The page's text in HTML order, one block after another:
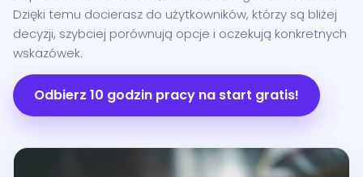
Dzięki temu docierasz do użytkowników, którzy są bliżej
decyzji, szybciej porównują opcje i oczekują konkretnych
wskazówek.
Odbierz 10 godzin pracy na start gratis!